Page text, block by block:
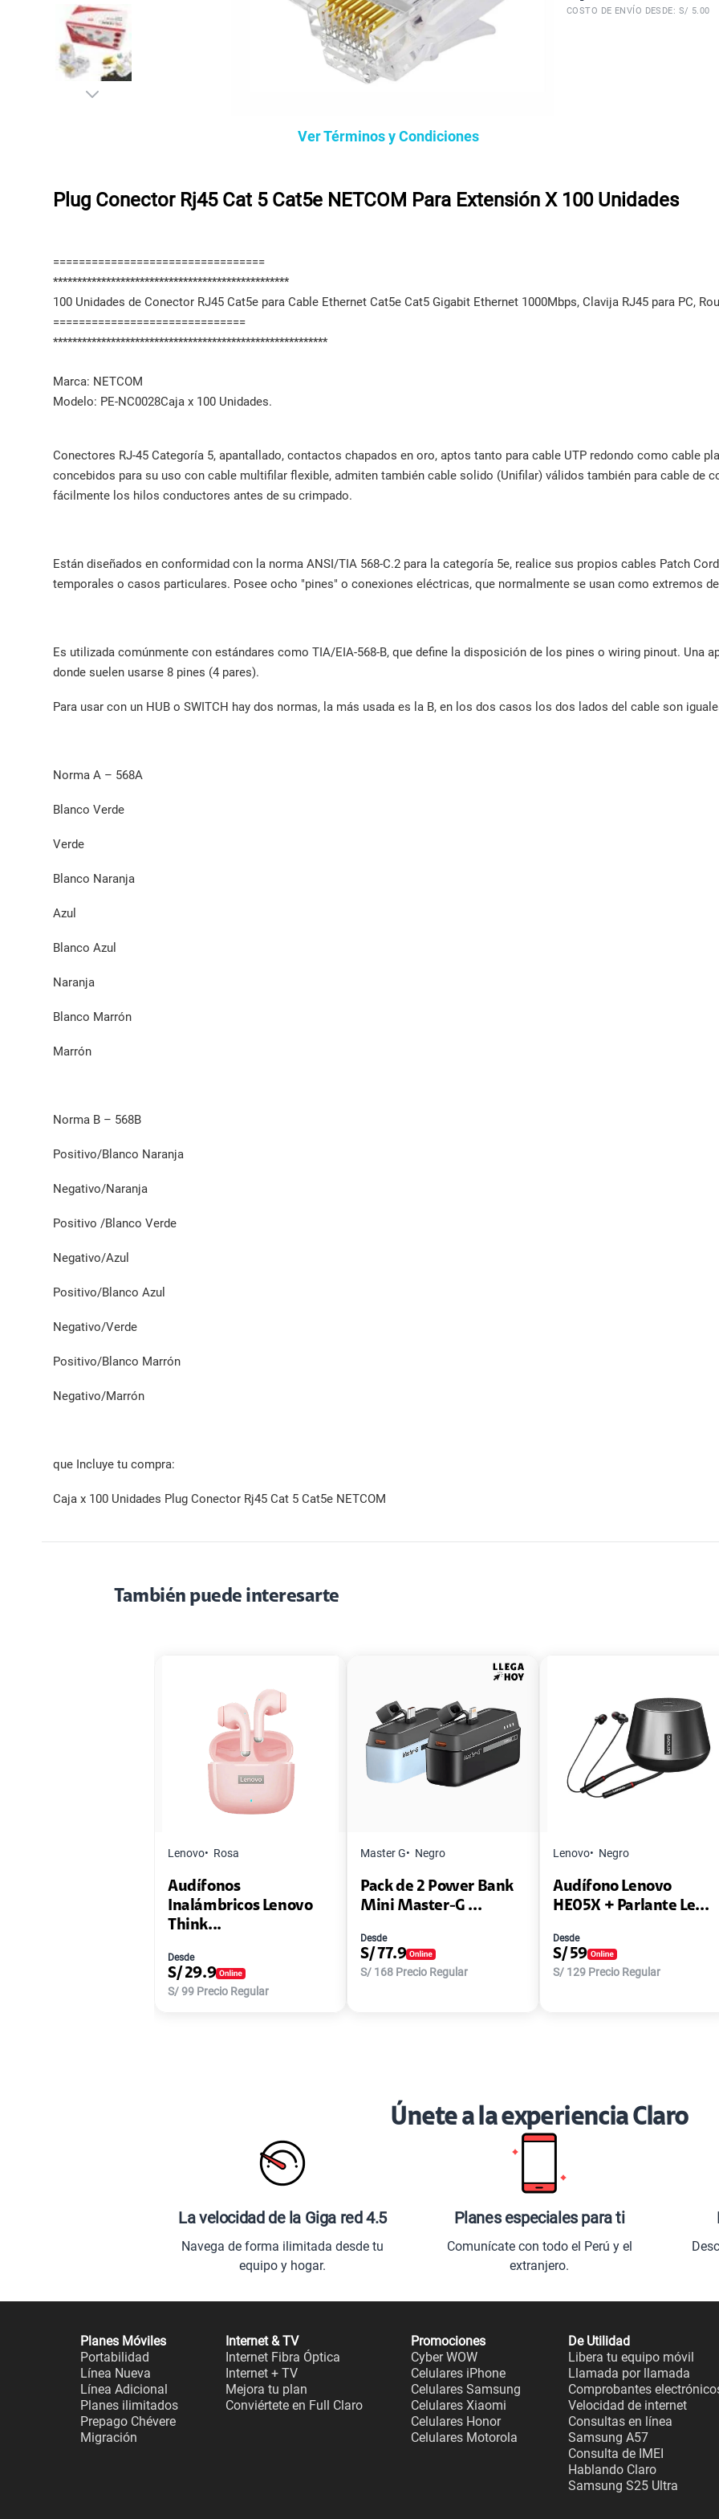
Ver Términos y Condiciones
COSTO DE ENVÍO DESDE: S/ 5.00
Plug Conector Rj45 Cat 5 Cat5e NETCOM Para Extensión X 100 Unidades
=================================
*************************************************
100 Unidades de Conector RJ45 Cat5e para Cable Ethernet Cat5e Cat5 Gigabit Ethernet 1000Mbps, Clavija RJ45 para PC,
==============================
*********************************************************
Marca: NETCOM
Modelo: PE-NC0028Caja x 100 Unidades.
Conectores RJ-45 Categoría 5, apantallado, contactos chapados en oro, aptos tanto para cable UTP redondo como cable
concebidos para su uso con cable multifilar flexible, admiten también cable solido (Unifilar) válidos también para cable de
fácilmente los hilos conductores antes de su crimpado.
Están diseñados en conformidad con la norma ANSI/TIA 568-C.2 para la categoría 5e, realice sus propios cables Patch
temporales o casos particulares. Posee ocho "pines" o conexiones eléctricas, que normalmente se usan como extremos
Es utilizada comúnmente con estándares como TIA/EIA-568-B, que define la disposición de los pines o wiring pinout. Una
donde suelen usarse 8 pines (4 pares).
Para usar con un HUB o SWITCH hay dos normas, la más usada es la B, en los dos casos los dos lados del cable son
Norma A – 568A
Blanco Verde
Verde
Blanco Naranja
Azul
Blanco Azul
Naranja
Blanco Marrón
Marrón
Norma B – 568B
Positivo/Blanco Naranja
Negativo/Naranja
Positivo /Blanco Verde
Negativo/Azul
Positivo/Blanco Azul
Negativo/Verde
Positivo/Blanco Marrón
Negativo/Marrón
que Incluye tu compra:
Caja x 100 Unidades Plug Conector Rj45 Cat 5 Cat5e NETCOM
También puede interesarte
Lenovo Rosa
Audífonos
Inalámbricos Lenovo
Think...
Desde
S/ 29.9
S/99 Precio Regular
Master G Negro
Pack de 2 Power Bank
Mini Master-G ...
Desde
S/77.9
S/ 168 Precio Regular
Lenovo Negro
Audífono Lenovo
HE05X + Parlante Le...
Desde
S/ 59
S/ 129 Precio Regular
Únete a la experiencia Claro
La velocidad de la Giga red 4.5
Navega de forma ilimitada desde tu
equipo y hogar.
Planes especiales para ti
Comunícate con todo el Perú y el
extranjero.
Planes Móviles
Portabilidad
Línea Nueva
Línea Adicional
Planes ilimitados
Prepago Chévere
Migración
Internet & TV
Internet Fibra Óptica
Internet + TV
Mejora tu plan
Conviértete en Full Claro
Promociones
Cyber WOW
Celulares iPhone
Celulares Samsung
Celulares Xiaomi
Celulares Honor
Celulares Motorola
De Utilidad
Libera tu equipo móvil
Llamada por llamada
Comprobantes
Velocidad de internet
Consultas en línea
Samsung A57
Consulta de IMEI
Hablando Claro
Samsung S25 Ultra